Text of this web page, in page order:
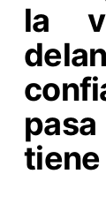
la
tiene